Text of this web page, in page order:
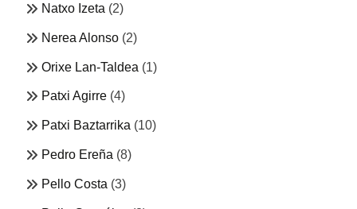
Natxo Izeta (2)
Nerea Alonso (2)
Orixe Lan-Taldea (1)
Patxi Agirre (4)
Patxi Baztarrika (10)
Pedro Ereña (8)
Pello Costa (3)